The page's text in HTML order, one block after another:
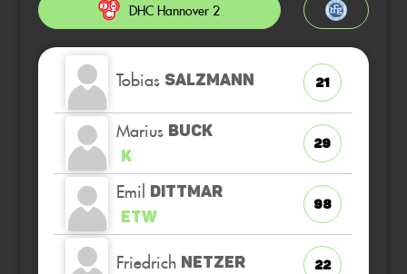
DHC Hannover 2
Tobias SALZMANN 21
Marius BUCK
K
29
Emil DITTMAR
ETW
98
Friedrich NETZER 22